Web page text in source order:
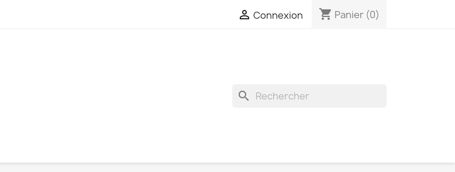
 Connexion shopping_cart Panier (0)
search